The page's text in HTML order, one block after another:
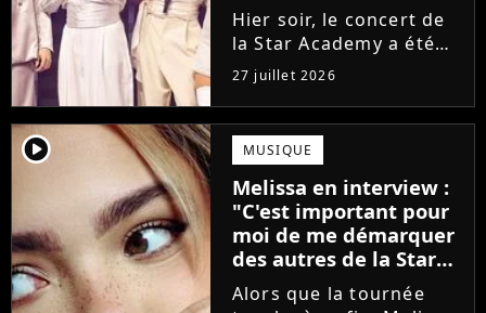
comptes... Que s'est-il
passé au concert de
Bayonne hier soir ?
Hier soir, le concert de
la Star Academy a été
mouvementé. Quelques
minutes avant le show,
trois élèves ont
annoncé ne pas vouloir
monter sur scène pour
des raisons politiques.
Leur...
27 juillet 2026
player2 MUSIQUE
Melissa en interview :
"C'est important pour
moi de me démarquer
des autres de la Star
Academy"
Alors que la tournée